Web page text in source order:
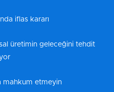
iflas kararı
üretimin geleceğini tehdit
mahkum etmeyin